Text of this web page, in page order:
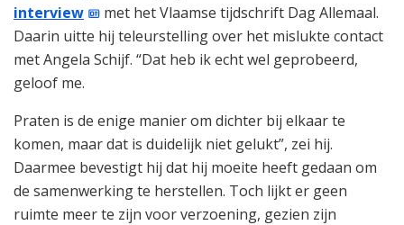
interview
met het Vlaamse tijdschrift Dag Allemaal.
Daarin uitte hij teleurstelling over het mislukte contact
met Angela Schijf. “Dat heb ik echt wel geprobeerd,
geloof me.
Praten is de enige manier om dichter bij elkaar te
komen, maar dat is duidelijk niet gelukt”, zei hij.
Daarmee bevestigt hij dat hij moeite heeft gedaan om
de samenwerking te herstellen. Toch lijkt er geen
ruimte meer te zijn voor verzoening, gezien zijn